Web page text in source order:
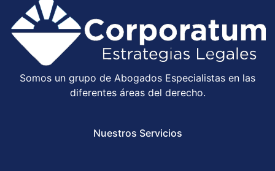
Somos un grupo de Abogados Especialistas en las
diferentes áreas del derecho.
Nuestros Servicios